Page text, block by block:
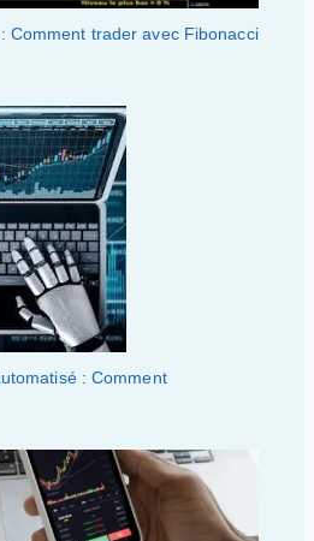
Comment trader avec Fibonacci
: Comment